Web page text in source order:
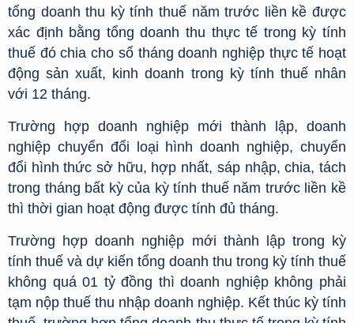
tổng doanh thu kỳ tính thuế năm trước liền kề được
xác định bằng tổng doanh thu thực tế trong kỳ tính
thuế đó chia cho số tháng doanh nghiệp thực tế hoạt
động sản xuất, kinh doanh trong kỳ tính thuế nhân
với 12 tháng.
Trường hợp doanh nghiệp mới thành lập, doanh
nghiệp chuyển đổi loại hình doanh nghiệp, chuyển
đổi hình thức sở hữu, hợp nhất, sáp nhập, chia, tách
trong tháng bất kỳ của kỳ tính thuế năm trước liền kề
thì thời gian hoạt động được tính đủ tháng.
Trường hợp doanh nghiệp mới thành lập trong kỳ
tính thuế và dự kiến tổng doanh thu trong kỳ tính thuế
không quá 01 tỷ đồng thì doanh nghiệp không phải
tạm nộp thuế thu nhập doanh nghiệp. Kết thúc kỳ tính